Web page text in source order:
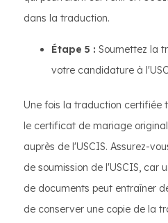
dans la traduction.
Étape 5 : Soumettez la
votre candidature à
Une fois la traduction certifiée
le certificat de mariage
auprès de l'USCIS. Assurez-
de soumission de l'USCIS, car
de documents peut entraîner
de conserver une copie de la